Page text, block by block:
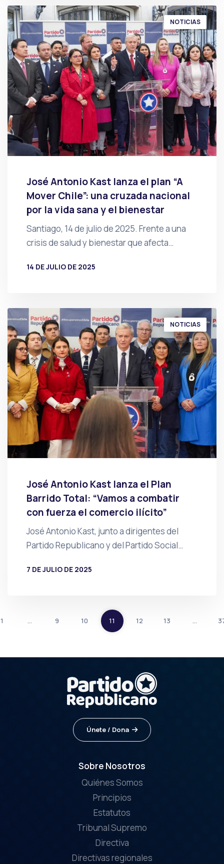
NOTICIAS
José Antonio Kast lanza el plan “A
Mover Chile”: una cruzada nacional
por la vida sana y el bienestar
Santiago, 14 de julio de 2025. Frente a una
crisis de salud y bienestar que afecta…
14 DE JULIO DE 2025
NOTICIAS
José Antonio Kast lanza el Plan
Barrido Total: “Vamos a combatir
con fuerza el comercio ilícito”
José Antonio Kast, junto a dirigentes del
Partido Republicano y del Partido Social…
7 DE JULIO DE 2025
1 … 9 10 11 12 13 …
Únete / Dona
Sobre Nosotros
Quiénes Somos
Principios
Estatutos
Tribunal Supremo
Directiva
Directivas regionales